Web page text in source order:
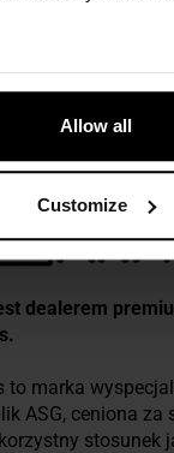
Allow all
Customize
producencie i
dealerem
to marka
ASG, ceniona za
stosunek